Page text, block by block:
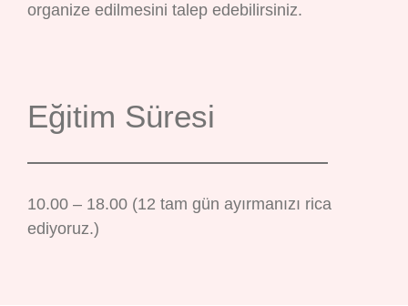
organize edilmesini talep edebilirsiniz.
Eğitim Süresi
10.00 – 18.00 (12 tam gün ayırmanızı rica
ediyoruz.)